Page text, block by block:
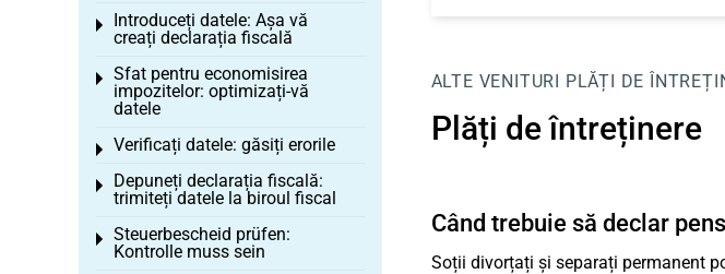
ALTE VENITURI PLĂȚI DE
Plăți de întreținere
Când trebuie să declar
Soții divorțați și separați permanent
Introduceți datele: Așa vă
creați declarația fiscală
Toggle menu
Sfat pentru economisirea
impozitelor: optimizați-vă
datele
Toggle menu
Verificați datele: găsiți erorile
Toggle menu
Depuneți declarația fiscală:
trimiteți datele la biroul fiscal
Toggle menu
Steuerbescheid prüfen:
Kontrolle muss sein
Toggle menu